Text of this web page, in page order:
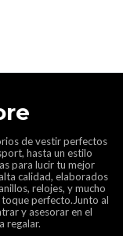
de vestir perfectos
hasta un estilo
para lucir tu mejor
calidad, elaborados
relojes, y mucho
perfecto.Junto al
y asesorar en el
regalar.